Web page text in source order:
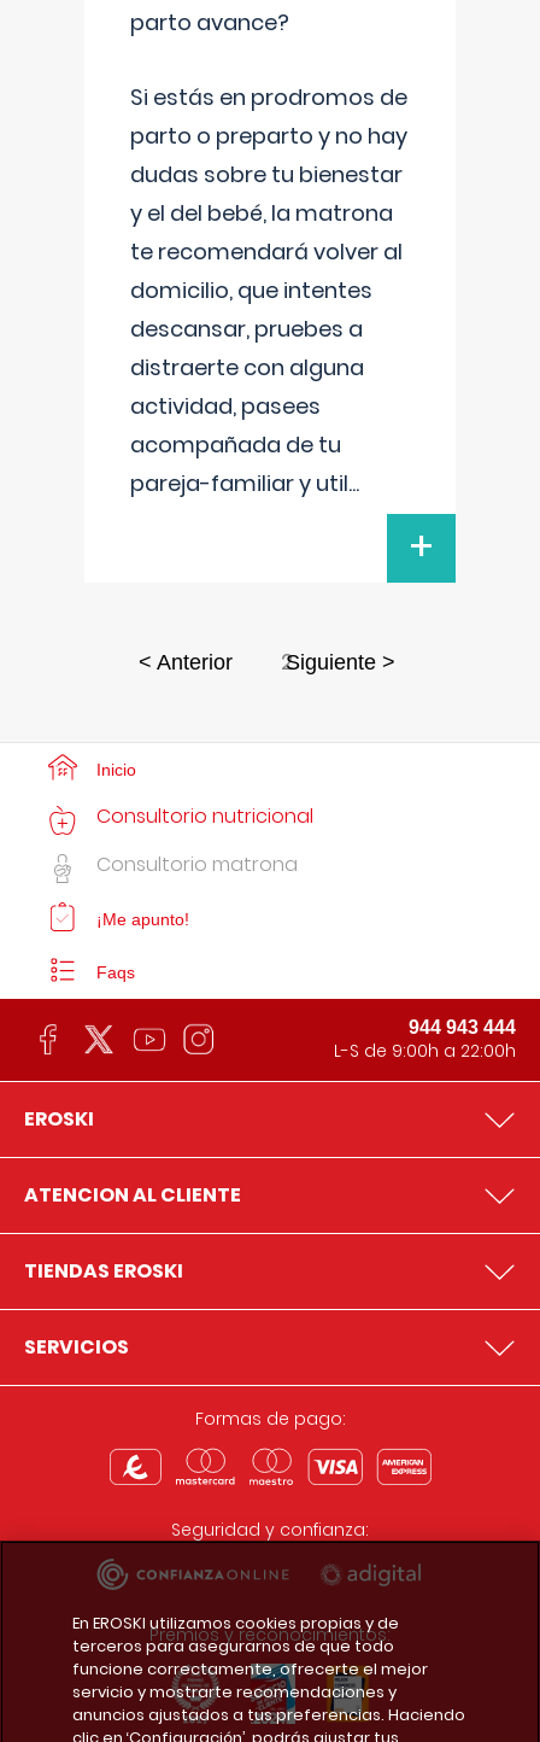
parto avance?
Si estás en prodromos de
parto o preparto y no hay
dudas sobre tu bienestar
y el del bebé, la matrona
te recomendará volver al
domicilio, que intentes
descansar, pruebes a
distraerte con alguna
actividad, pasees
acompañada de tu
pareja-familiar y util...
+
< Anterior 2Siguiente >
Inicio
Consultorio nutricional
Consultorio matrona
¡Me apunto!
Faqs
944 943 444
L-S de 9:00h a 22:00h
EROSKI
ATENCION AL CLIENTE
TIENDAS EROSKI
SERVICIOS
Formas de pago:
Seguridad y confianza:
Premios y reconocimientos:
En EROSKI utilizamos cookies propias y de
terceros para asegurarnos de que todo
funcione correctamente, ofrecerte el mejor
servicio y mostrarte recomendaciones y
anuncios ajustados a tus preferencias. Haciendo
clic en ‘Configuración’, podrás ajustar tus